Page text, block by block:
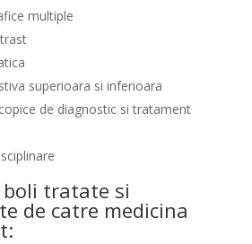
multiple
superioara si inferioara
de diagnostic si tratament
boli tratate si
de catre medicina